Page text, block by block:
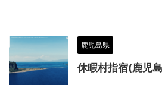
鹿児島県
休暇村指宿(鹿児